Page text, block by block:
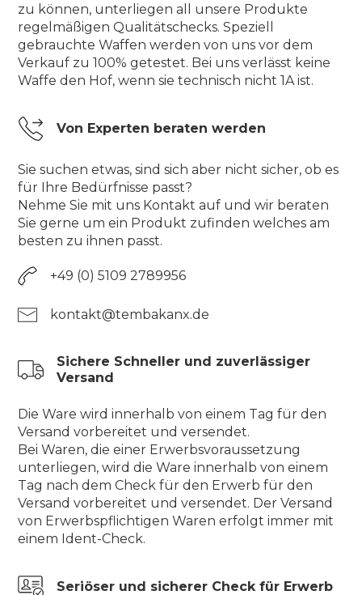
zu können, unterliegen all unsere Produkte
regelmäßigen Qualitätschecks. Speziell
gebrauchte Waffen werden von uns vor dem
Verkauf zu 100% getestet. Bei uns verlässt keine
Waffe den Hof, wenn sie technisch nicht 1A ist.
Von Experten beraten werden
Sie suchen etwas, sind sich aber nicht sicher, ob es
für Ihre Bedürfnisse passt?
Nehme Sie mit uns Kontakt auf und wir beraten
Sie gerne um ein Produkt zufinden welches am
besten zu ihnen passt.
+49 (0) 5109 2789956
kontakt@tembakanx.de
Sichere Schneller und zuverlässiger
Versand
Die Ware wird innerhalb von einem Tag für den
Versand vorbereitet und versendet.
Bei Waren, die einer Erwerbsvoraussetzung
unterliegen, wird die Ware innerhalb von einem
Tag nach dem Check für den Erwerb für den
Versand vorbereitet und versendet. Der Versand
von Erwerbspflichtigen Waren erfolgt immer mit
einem Ident-Check.
Seriöser und sicherer Check für Erwerb